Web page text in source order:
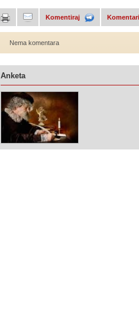
Komentiraj Komentari
Nema komentara
Anketa